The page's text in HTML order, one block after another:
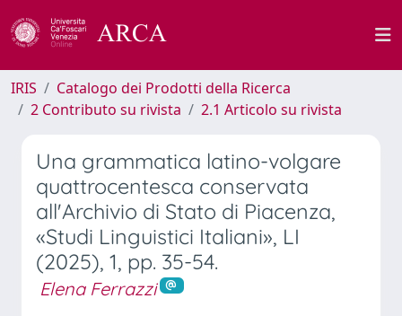
IRIS
Catalogo dei Prodotti della Ricerca
2 Contributo su rivista
2.1 Articolo su rivista
Una grammatica latino-volgare
quattrocentesca conservata
all'Archivio di Stato di Piacenza,
«Studi Linguistici Italiani», LI
(2025), 1, pp. 35-54.
Elena Ferrazzi